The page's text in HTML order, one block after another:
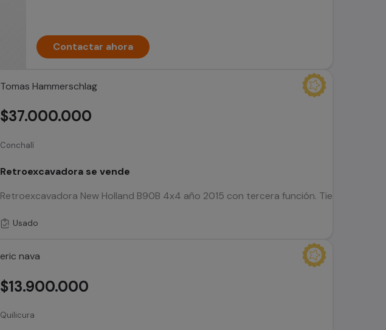
Contactar ahora
Tomas Hammerschlag
Conchalí
Retroexcavadora se vende
Retroexcavadora New Holland B90B 4x4 año 2015 con tercera función. Tiene 4
$37.000.000
Usado
eric nava
Quilicura
$13.900.000